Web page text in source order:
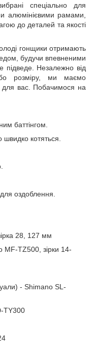
спеціально для
алюмінієвими рамами,
до деталей та якості
гонщики отримають
будучи впевненими
підведе. Незалежно від
розміру, ми маємо
для вас. Побачимося на
баттінгом.
котяться.
оздоблення.
28, 127 мм
MF-TZ500, зірки 14-
- Shimano SL-
TY300